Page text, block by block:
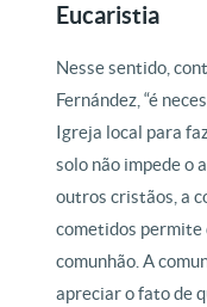
Eucaristia
Nesse sentido,
Fernández, “é
Igreja local para
solo não impede o
outros cristãos, a
cometidos permite
comunhão. A
apreciar o fato de